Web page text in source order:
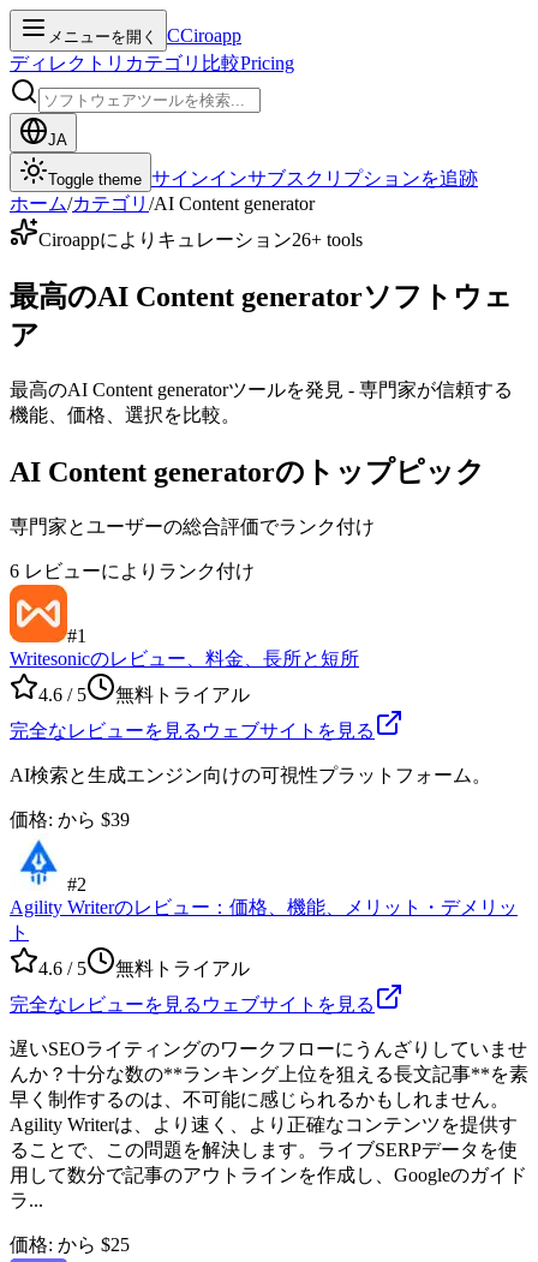
メニューを開く CCiroapp
ディレクトリ カテゴリ 比較Pricing
JA
Toggle theme サインインサブスクリプションを追跡
ホーム/カテゴリ /AI Content generator
Ciroappによりキュレーション26+ tools
最高のAI Content generatorソフトウェ
ア
最高のAI Content generatorツールを発見 - 専門家が信頼する
機能、価格、選択を比較。
AI Content generatorのトップピック
専門家とユーザーの総合評価でランク付け
6 レビューによりランク付け
#1
Writesonicのレビュー、料金、長所と短所
4.6 / 5
無料トライアル
完全なレビューを見る ウェブサイトを見る
AI検索と生成エンジン向けの可視性プラットフォーム。
価格: から $39
#2
Agility Writerのレビュー：価格、機能、メリット・デメリッ
ト
4.6 / 5
無料トライアル
完全なレビューを見る ウェブサイトを見る
遅いSEOライティングのワークフローにうんざりしていませ
んか？十分な数の**ランキング上位を狙える長文記事**を素
早く制作するのは、不可能に感じられるかもしれません。
Agility Writerは、より速く、より正確なコンテンツを提供す
ることで、この問題を解決します。ライブSERPデータを使
用して数分で記事のアウトラインを作成し、Googleのガイド
ラ...
価格: から $25